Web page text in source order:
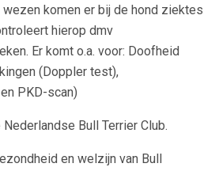
komen er bij de hond ziektes
hierop dmv
Er komt o.a. voor: Doofheid
(Doppler test),
PKD-scan)
Bull Terrier Club.
en welzijn van Bull